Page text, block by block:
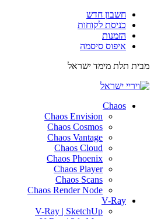
חשבון חדש
כניסת לקוחות
הזמנות
איפוס סיסמה
מבית תלת מימד ישראל
Chaos
Chaos Envision
Chaos Cosmos
Chaos Vantage
Chaos Cloud
Chaos Phoenix
Chaos Player
Chaos Scans
Chaos Render Node
V-Ray
V-Ray | SketchUp